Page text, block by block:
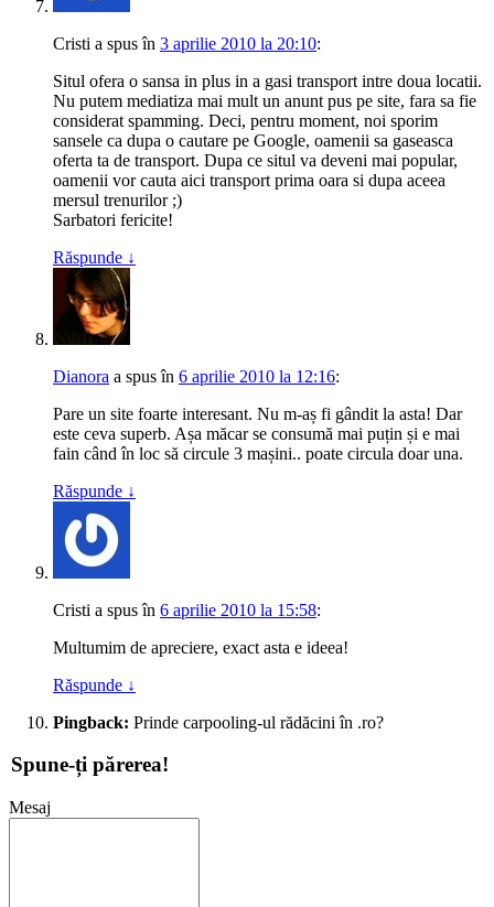
Cristi a spusîn 3 aprilie 2010 la 20:10:
Situl ofera o sansa in plus in a gasi transport intre doua locatii.
Nu putem mediatiza mai mult un anunt pus pe site, fara sa fie
considerat spamming. Deci, pentru moment, noi sporim
sansele ca dupa o cautare pe Google, oamenii sa gaseasca
oferta ta de transport. Dupa ce situl va deveni mai popular,
oamenii vor cauta aici transport prima oara si dupa aceea
mersul trenurilor ;)
Sarbatori fericite!
Răspunde ↓
Dianora a spusîn 6 aprilie 2010 la 12:16:
Pare un site foarte interesant. Nu m-aș fi gândit la asta! Dar
este ceva superb. Așa măcar se consumă mai puțin și e mai
fain când în loc să circule 3 mașini.. poate circula doar una.
Răspunde ↓
Cristi a spusîn 6 aprilie 2010 la 15:58:
Multumim de apreciere, exact asta e ideea!
Răspunde ↓
Pingback: Prinde carpooling-ul rădăcini în .ro?
Spune-ți părerea!
Mesaj